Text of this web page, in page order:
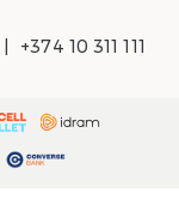
+374 10 311 111